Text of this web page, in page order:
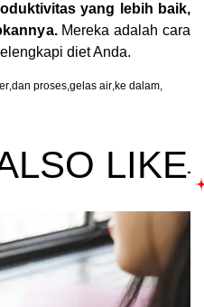
yang lebih baik,
Mereka adalah cara
diet Anda.
,dan proses,gelas air,ke dalam,
LIKE